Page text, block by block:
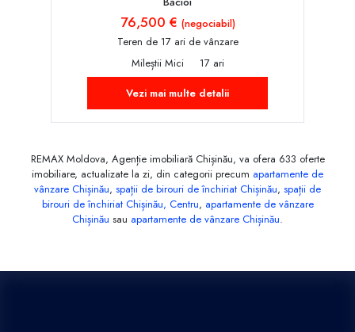
76,500 € (negociabil)
Teren de 17 ari de vânzare
Mileștii Mici
17 ari
Vezi mai multe detalii
REMAX Moldova, Agenție imobiliară Chișinău, va ofera 633 oferte
imobiliare, actualizate la zi, din categorii precum apartamente de
vânzare Chișinău, spații de birouri de închiriat Chișinău, spații de
birouri de închiriat Chișinău, Centru, apartamente de vânzare
Chișinău sau apartamente de vânzare Chișinău.